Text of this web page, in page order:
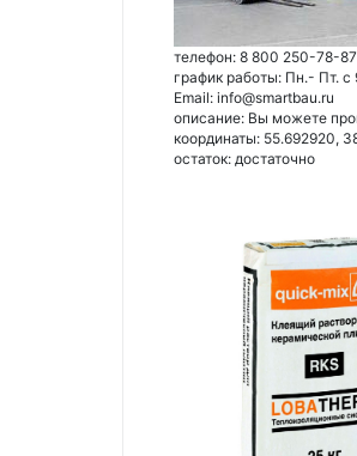
телефон: 8 800 250-78-87
график работы: Пн.- Пт. с
Email: info@smartbau.ru
описание: Вы можете
координаты: 55.692920,
остаток: достаточно